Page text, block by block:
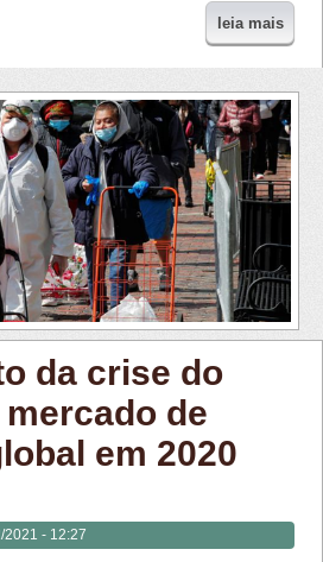
leia mais
da crise do
de
em 2020
2021 - 12:27